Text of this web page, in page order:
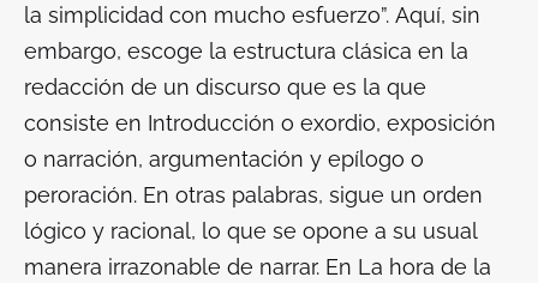
la simplicidad con mucho esfuerzo”. Aquí, sin
embargo, escoge la estructura clásica en la
redacción de un discurso que es la que
consiste en Introducción o exordio, exposición
o narración, argumentación y epílogo o
peroración. En otras palabras, sigue un orden
lógico y racional, lo que se opone a su usual
manera irrazonable de narrar. En La hora de la